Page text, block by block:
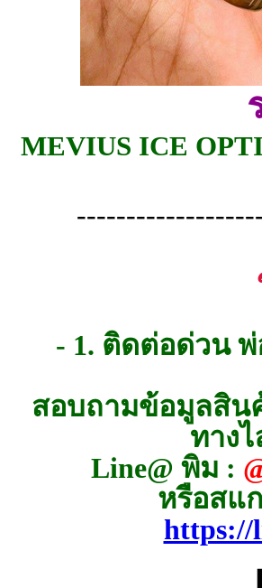
MEVIUS ICE
- 1. ติดต่อด่วน
สอบถามข้อมูลสิน
ทาง
Line@ พิม :
หรือสแ
https://